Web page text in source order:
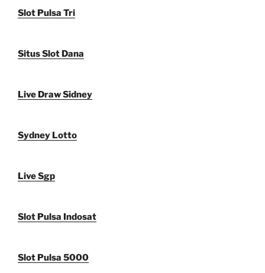
Slot Pulsa Tri
Situs Slot Dana
Live Draw Sidney
Sydney Lotto
Live Sgp
Slot Pulsa Indosat
Slot Pulsa 5000